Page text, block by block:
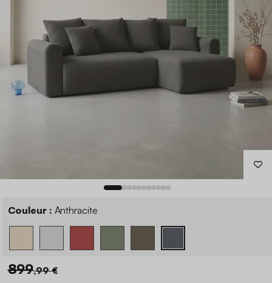
Couleur : Anthracite
899,99 €